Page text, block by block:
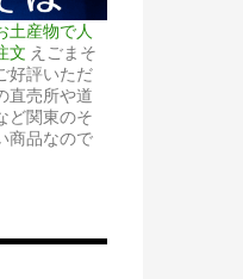
土産物で人
文 えごまそ
好評いただ
直売所や道
ど関東のそ
商品なので